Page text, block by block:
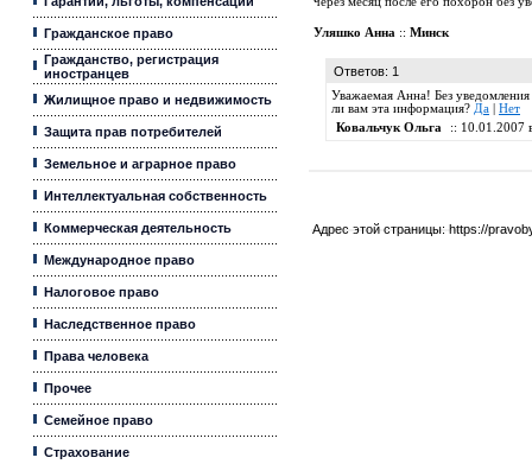
Гражданское право
Гражданство, регистрация
иностранцев
Жилищное право и недвижимость
Защита прав потребителей
Земельное и аграрное право
Интеллектуальная собственность
Коммерческая деятельность
Международное право
Налоговое право
Наследственное право
Права человека
Прочее
Семейное право
Страхование
Уляшко Анна :: Минск
Ответов: 1
Уважаемая Анна! Без уведомления
ли вам эта информация? Да
Нет
Ковальчук Ольга
:: 10.01.2007
Адрес этой страницы: https://